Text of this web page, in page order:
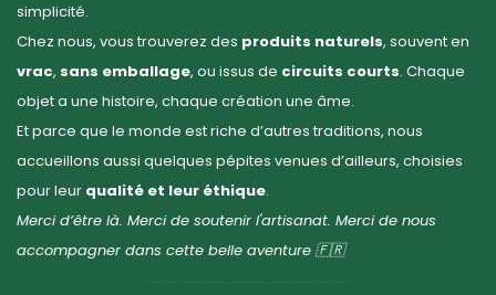
simplicité.
Chez nous, vous trouverez des produits naturels, souvent en
vrac, sans emballage, ou issus de circuits courts. Chaque
objet a une histoire, chaque création une âme.
Et parce que le monde est riche d’autres traditions, nous
accueillons aussi quelques pépites venues d’ailleurs, choisies
pour leur qualité et leur éthique.
Merci d’être là. Merci de soutenir l'artisanat. Merci de nous
accompagner dans cette belle aventure 🇫🇷